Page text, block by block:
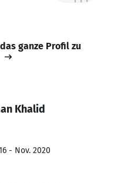
ganze Profil zu
Khalid
- Nov. 2020